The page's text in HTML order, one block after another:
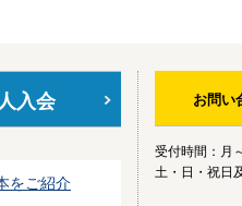
入会
をご紹介
お問い
受付時間：月
土・日・祝日